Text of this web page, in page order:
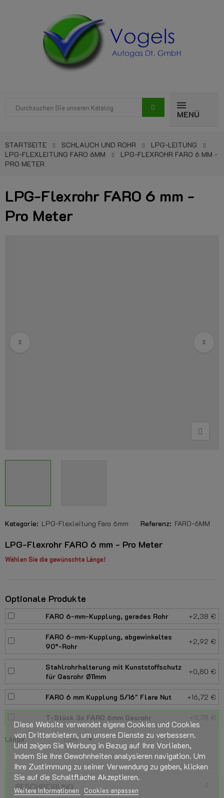
MENÜ
STARTSEITE SCHLAUCH UND ROHR
LPG-LEITUNG
LPG-FLEXLEITUNG FARO 6MM
LPG-FLEXROHR FARO 6 MM -
PRO METER
LPG-Flexrohr FARO 6 mm -
Pro Meter
Kategorie: LPG-Flexleitung Faro 6mm Referenz: FARO-6MM
LPG-Flexrohr FARO 6 mm - Pro Meter
Wählen Sie die gewünschte Länge!
Optionale Produkte
FARO 6-mm-Kupplung, gerades Rohr +2,38 €
FARO 6-mm-Kupplung, abgewinkeltes
90°-Rohr
+2,92 €
Stahlrohrhalterung mit Kunststoffschutz
für Gasrohr Ø11mm
+0,80 €
FARO 6 mm Kupplung 5/16" Flare Nut +16,72 €
T-Stück 3x FARO 6mm Gasrohr +11,78 €
Länge
BESCHREIBUNG
Diese Website verwendet eigene Cookies und Cookies
von Drittanbietern, um unsere Dienste zu verbessern.
Und zeigen Sie Werbung in Bezug auf Ihre Vorlieben,
indem Sie Ihre Gewohnheiten analysieren navigation. Um
Ihre Zustimmung zu seiner Verwendung zu geben, klicken
Sie auf die Schaltfläche Akzeptieren.
Weitere Informationen Cookies anpassen